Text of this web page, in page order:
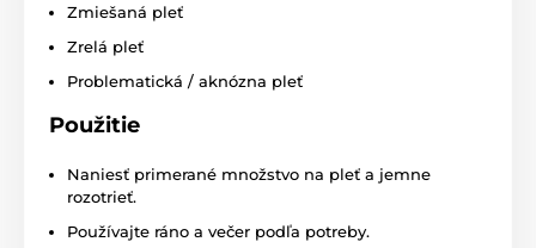
Zmiešaná pleť
Zrelá pleť
Problematická / aknózna pleť
Použitie
Naniesť primerané množstvo na pleť a jemne
rozotrieť.
Používajte ráno a večer podľa potreby.